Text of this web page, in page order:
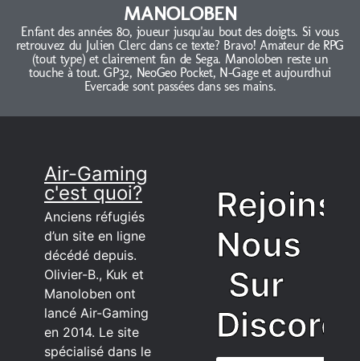
MANOLOBEN
Enfant des années 80, joueur jusqu'au bout des doigts. Si vous
retrouvez du Julien Clerc dans ce texte? Bravo! Amateur de RPG
(tout type) et clairement fan de Sega. Manoloben reste un
touche à tout. GP32, NeoGeo Pocket, N-Gage et aujourdhui
Evercade sont passées dans ses mains.
Air-Gaming
c'est quoi?
Anciens réfugiés
d’un site en ligne
décédé depuis.
Olivier-B., Kuk et
Manoloben ont
lancé Air-Gaming
en 2014. Le site
spécialisé dans le
Rejoins
Nous
Sur
Discord